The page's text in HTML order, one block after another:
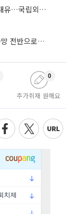
이 대통령, 규제합리화위 부위원장에 김태유…국립외교원장 김흥규
이 대통령 “아르헨, 최적의 파트너⋯공급망 전반으로 확대”
추가취재 원해요
0